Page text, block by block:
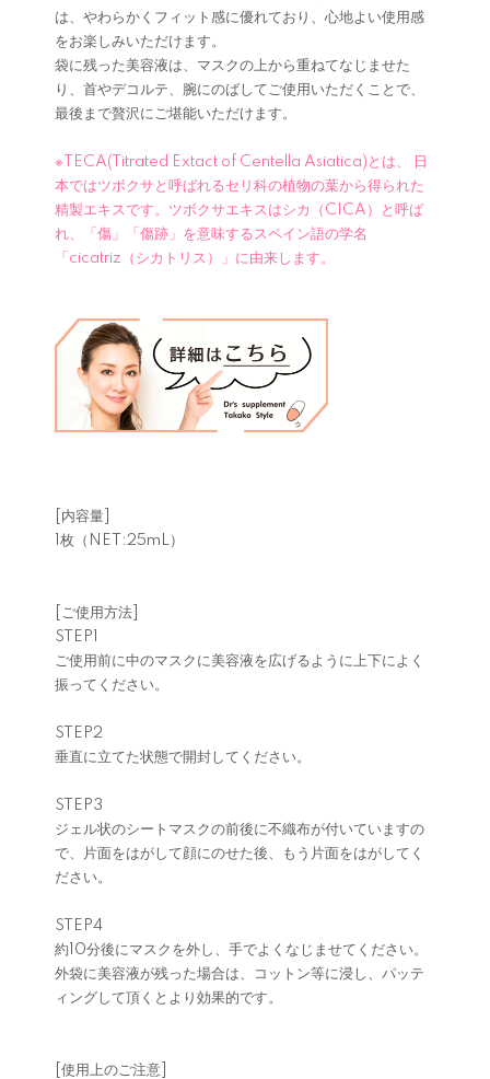
は、やわらかくフィット感に優れており、心地よい使用感
をお楽しみいただけます。
袋に残った美容液は、マスクの上から重ねてなじませた
り、首やデコルテ、腕にのばしてご使用いただくことで、
最後まで贅沢にご堪能いただけます。
※TECA(Titrated Extact of Centella Asiatica)とは、 日
本ではツボクサと呼ばれるセリ科の植物の葉から得られた
精製エキスです。ツボクサエキスはシカ（CICA）と呼ば
れ、「傷」「傷跡」を意味するスペイン語の学名
「cicatriz（シカトリス）」に由来します。
[内容量]
1枚（NET:25mL）
[ご使用方法]
STEP1
ご使用前に中のマスクに美容液を広げるように上下によく
振ってください。
STEP2
垂直に立てた状態で開封してください。
STEP3
ジェル状のシートマスクの前後に不織布が付いていますの
で、片面をはがして顔にのせた後、もう片面をはがしてく
ださい。
STEP4
約10分後にマスクを外し、手でよくなじませてください。
外袋に美容液が残った場合は、コットン等に浸し、パッテ
ィングして頂くとより効果的です。
[使用上のご注意]